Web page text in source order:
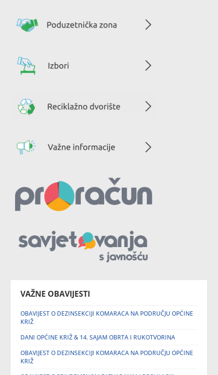
VAŽNE OBAVIJESTI
OBAVIJEST O DEZINSEKCIJI KOMARACA NA PODRUČJU OPĆINE
KRIŽ
DANI OPĆINE KRIŽ & 14. SAJAM OBRTA I RUKOTVORINA
OBAVIJEST O DEZINSEKCIJI KOMARACA NA PODRUČJU OPĆINE
KRIŽ